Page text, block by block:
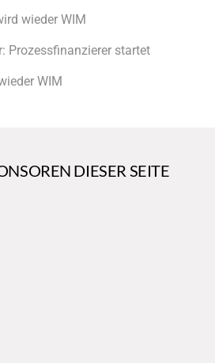
wieder WIM
Prozessfinanzierer startet
WIM
DIESER SEITE